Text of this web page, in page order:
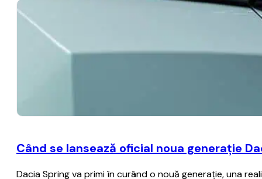
Când se lansează oficial noua generaţie
Dacia Spring va primi în curând o nouă generaţie, una